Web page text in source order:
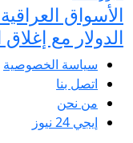
الأسواق
الدولار مع
سياسة الخصوصية
اتصل بنا
من نحن
إيجي 24 نيوز